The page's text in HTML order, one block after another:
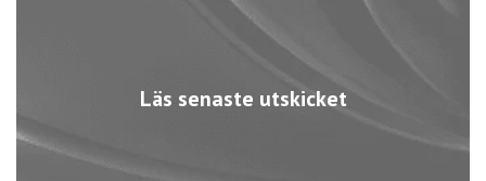
Läs senaste utskicket